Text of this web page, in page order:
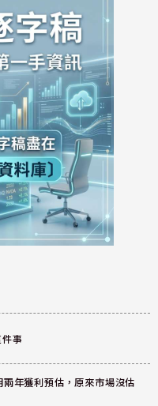
事
年獲利預估，原來市場沒估